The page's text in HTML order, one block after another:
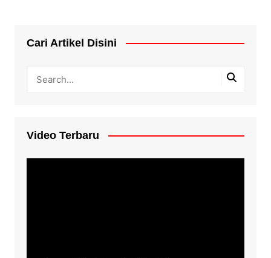
Cari Artikel Disini
Video Terbaru